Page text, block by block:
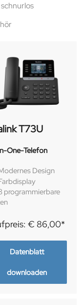
T73U
One-Telefon
Design
programmierbare
€ 86,00*
Datenblatt
downloaden